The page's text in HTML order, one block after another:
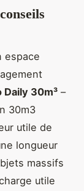
espace
Daily 30m³ –
30m3
utile de
longueur
massifs
utile